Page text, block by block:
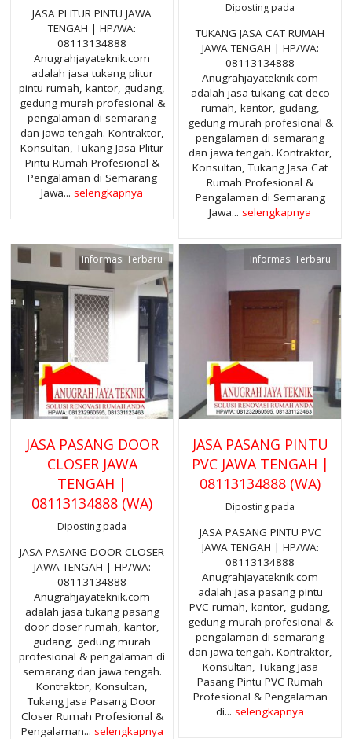
JASA PLITUR PINTU JAWA
TENGAH | HP/WA:
08113134888
Anugrahjayateknik.com
adalah jasa tukang plitur
pintu rumah, kantor, gudang,
gedung murah profesional &
pengalaman di semarang
dan jawa tengah. Kontraktor,
Konsultan, Tukang Jasa Plitur
Pintu Rumah Profesional &
Pengalaman di Semarang
Jawa... selengkapnya
Diposting pada
TUKANG JASA CAT RUMAH
JAWA TENGAH | HP/WA:
08113134888
Anugrahjayateknik.com
adalah jasa tukang cat deco
rumah, kantor, gudang,
gedung murah profesional &
pengalaman di semarang
dan jawa tengah. Kontraktor,
Konsultan, Tukang Jasa Cat
Rumah Profesional &
Pengalaman di Semarang
Jawa... selengkapnya
Informasi Terbaru
JASA PASANG DOOR
CLOSER JAWA
TENGAH |
08113134888 (WA)
Diposting pada
JASA PASANG DOOR CLOSER
JAWA TENGAH | HP/WA:
08113134888
Anugrahjayateknik.com
adalah jasa tukang pasang
door closer rumah, kantor,
gudang, gedung murah
profesional & pengalaman di
semarang dan jawa tengah.
Kontraktor, Konsultan,
Tukang Jasa Pasang Door
Closer Rumah Profesional &
Pengalaman... selengkapnya
Informasi Terbaru
JASA PASANG PINTU
PVC JAWA TENGAH |
08113134888 (WA)
Diposting pada
JASA PASANG PINTU PVC
JAWA TENGAH | HP/WA:
08113134888
Anugrahjayateknik.com
adalah jasa pasang pintu
PVC rumah, kantor, gudang,
gedung murah profesional &
pengalaman di semarang
dan jawa tengah. Kontraktor,
Konsultan, Tukang Jasa
Pasang Pintu PVC Rumah
Profesional & Pengalaman
di... selengkapnya